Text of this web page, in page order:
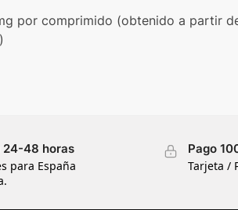
por comprimido (obtenido a partir
24-48 horas
para España
Pago
Tarjeta /